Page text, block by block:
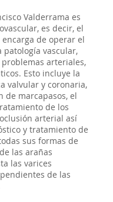
Valderrama es
es decir, el
de operar el
patología vascular,
arteriales,
Esto incluye la
valvular y coronaria,
de marcapasos, el
de los
arterial así
y tratamiento de
sus formas de
las arañas
las varices
de las